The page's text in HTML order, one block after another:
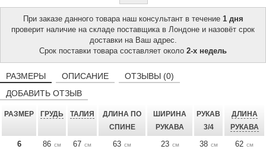
При заказе данного товара наш консультант в течение 1 дня
проверит наличие на складе поставщика в Лондоне и назовёт срок
доставки на Ваш адрес.
Срок поставки товара составляет около 2-х недель
РАЗМЕРЫ ОПИСАНИЕ
ОТЗЫВЫ (0)
ДОБАВИТЬ ОТЗЫВ
РАЗМЕР ГРУДЬ ТАЛИЯ
ДЛИНА ПО
СПИНЕ
ШИРИНА
РУКАВА
РУКАВ
3/4
ДЛИНА
РУКАВА
6 86 см 67 см 63 см 23 см 38 см 62 см